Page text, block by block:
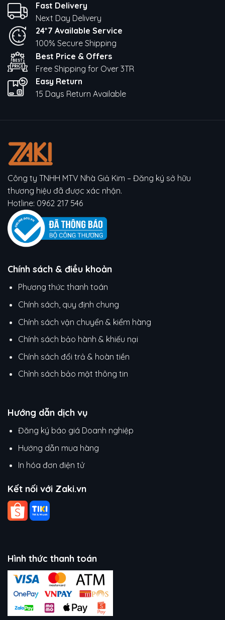
Fast Delivery
Next Day Delivery
24*7 Available Service
100% Secure Shipping
Best Price & Offers
Free Shipping for Over 3TR
Easy Return
15 Days Return Available
Công ty TNHH MTV Nhà Giả Kim – Đăng ký sở hữu
thương hiệu đã được xác nhận.
Hotline: 0962 217 546
Chính sách & điều khoản
Phương thức thanh toán
Chính sách, quy định chung
Chính sách vận chuyển & kiểm hàng
Chính sách bảo hành & khiếu nại
Chính sách đổi trả & hoàn tiền
Chỉnh sách bảo mật thông tin
Hướng dẫn dịch vụ
Đăng ký báo giá Doanh nghiệp
Hướng dẫn mua hàng
In hóa đơn điện tử
Kết nối với Zaki.vn
Hình thức thanh toán